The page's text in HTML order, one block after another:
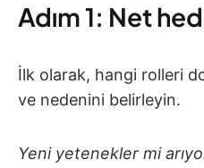
Adım 1: Net
İlk olarak, hangi rolleri
ve nedenini belirleyin.
Yeni yetenekler mi